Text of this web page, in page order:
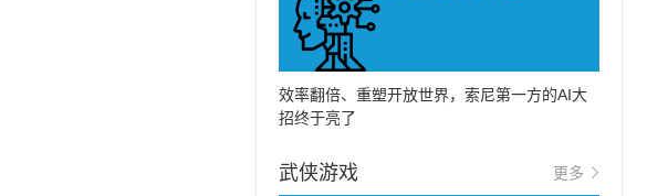
效率翻倍、重塑开放世界，索尼第一方的AI大
招终于亮了
武侠游戏 更多